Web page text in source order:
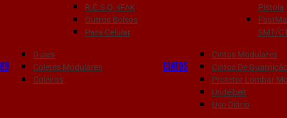
R.E.S.Q.-IFAK
Outros Bolsos
Para Celular
Pistola
SMT/
K9
Guias
Coletes Modulares
Coleiras
CINTOS
Cintos Modulares
Cintos De Guarnição
Protetor Lombar
Undelbelt
Uso Diário